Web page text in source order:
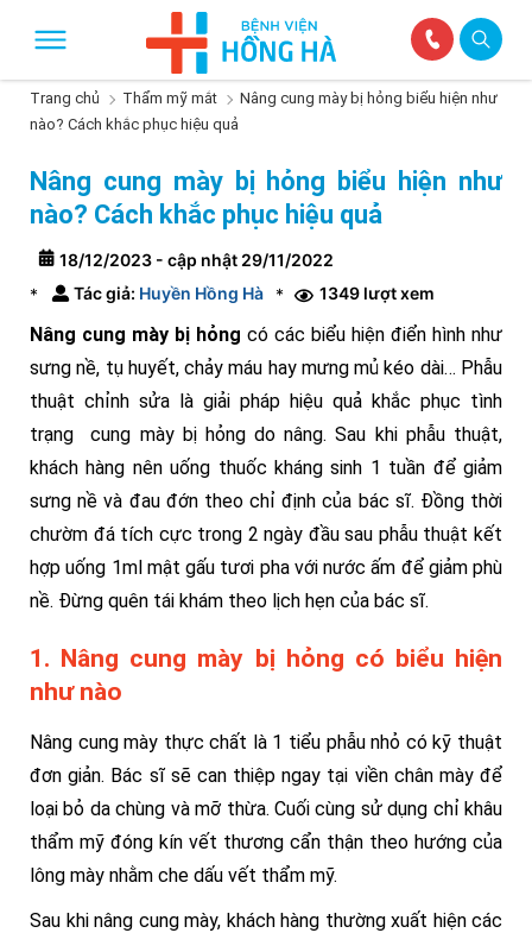
Trang chủ Thẩm mỹ mắt
Nâng cung mày bị hỏng biểu hiện như
nào? Cách khắc phục hiệu quả
Nâng cung mày bị hỏng biểu hiện như
nào? Cách khắc phục hiệu quả
18/12/2023 - cập nhật 29/11/2022
*
Tác giả: Huyền Hồng Hà * 1349 lượt xem
Nâng cung mày bị hỏng có các biểu hiện điển hình như
sưng nề, tụ huyết, chảy máu hay mưng mủ kéo dài… Phẫu
thuật chỉnh sửa là giải pháp hiệu quả khắc phục tình
trạng cung mày bị hỏng do nâng. Sau khi phẫu thuật,
khách hàng nên uống thuốc kháng sinh 1 tuần để giảm
sưng nề và đau đớn theo chỉ định của bác sĩ. Đồng thời
chườm đá tích cực trong 2 ngày đầu sau phẫu thuật kết
hợp uống 1ml mật gấu tươi pha với nước ấm để giảm phù
nề. Đừng quên tái khám theo lịch hẹn của bác sĩ.
1. Nâng cung mày bị hỏng có biểu hiện
như nào
Nâng cung mày thực chất là 1 tiểu phẫu nhỏ có kỹ thuật
đơn giản. Bác sĩ sẽ can thiệp ngay tại viền chân mày để
loại bỏ da chùng và mỡ thừa. Cuối cùng sử dụng chỉ khâu
thẩm mỹ đóng kín vết thương cẩn thận theo hướng của
lông mày nhằm che dấu vết thẩm mỹ.
Sau khi nâng cung mày, khách hàng thường xuất hiện các